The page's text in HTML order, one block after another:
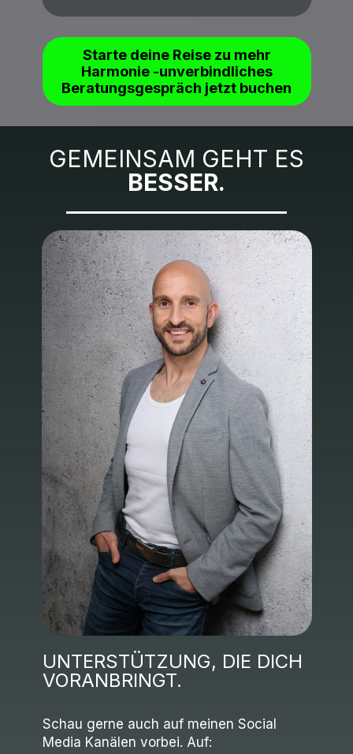
Starte deine Reise zu mehr
Harmonie -unverbindliches
Beratungsgespräch jetzt buchen
GEMEINSAM GEHT ES
BESSER.
UNTERSTÜTZUNG, DIE DICH
VORANBRINGT.
Schau gerne auch auf meinen Social
Media Kanälen vorbei. Auf: